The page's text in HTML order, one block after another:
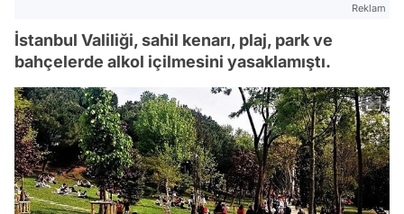
Reklam
İstanbul Valiliği, sahil kenarı, plaj, park ve
bahçelerde alkol içilmesini yasaklamıştı.